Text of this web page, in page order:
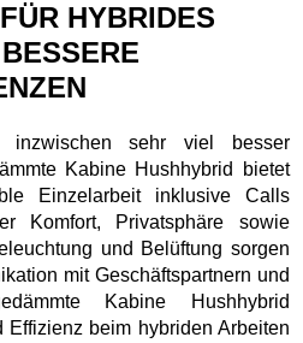
HYBRIDES
inzwischen sehr viel besser
Kabine Hushhybrid bietet
Einzelarbeit inklusive Calls
Komfort, Privatsphäre sowie
und Belüftung sorgen
mit Geschäftspartnern und
Kabine Hushhybrid
Effizienz beim hybriden Arbeiten